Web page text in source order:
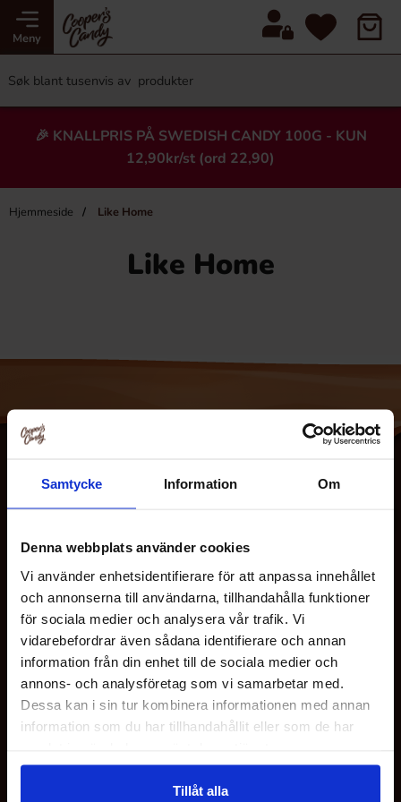
Samtycke Information Om
Denna webbplats använder cookies
Vi använder enhetsidentifierare för att anpassa innehållet
och annonserna till användarna, tillhandahålla funktioner
för sociala medier och analysera vår trafik. Vi
vidarebefordrar även sådana identifierare och annan
information från din enhet till de sociala medier och
annons- och analysföretag som vi samarbetar med.
Dessa kan i sin tur kombinera informationen med annan
information som du har tillhandahållit eller som de har
Tillåt alla
Meny
🎉 KNALLPRIS PÅ SWEDISH CANDY 100G - KUN
12,90kr/st (ord 22,90)
Hjemmeside Like Home
Like Home
OM OSS
KUNDESERVICE
HJELP
FØLG OSS